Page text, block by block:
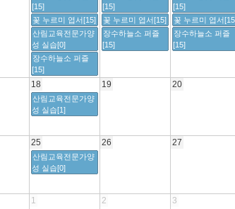
18 19 20
25 26 27
1 2 3
[15]
[15]
[15]
꽃 누르미 엽서[15] 꽃 누르미 엽서[15] 꽃 누르미 엽서
산림교육전문가양
성 실습[0]
장수하늘소 퍼즐
[15]
장수하늘소 퍼즐
[15]
장수하늘소 퍼즐
[15]
산림교육전문가양
성 실습[1]
산림교육전문가양
성 실습[0]